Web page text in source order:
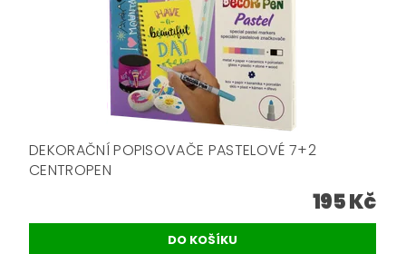
DEKORAČNÍ POPISOVAČE PASTELOVÉ 7+2
CENTROPEN
195 Kč